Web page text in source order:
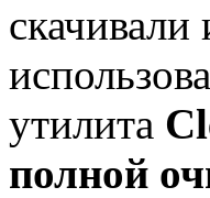
утилита
полной